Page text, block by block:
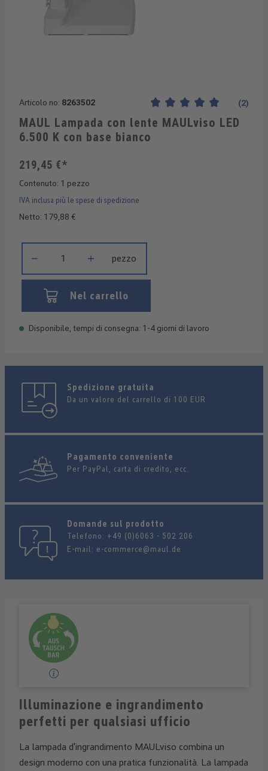
Articolo no: 8263502
Valutazione media di 5 su 5
(2)
MAUL Lampada con lente MAULviso LED
6.500 K con base bianco
219,45 €*
Contenuto: 1 pezzo
IVA inclusa più le spese di spedizione
Netto: 179,88 €
pezzo
Nel carrello
Disponibile, tempi di consegna: 1-4 giorni di lavoro
Spedizione gratuita
Da un valore del carrello di 100 EUR
Pagamento conveniente
Per PayPal, carta di credito, ecc.
Domande sul prodotto
Telefono: +49 (0)6063 - 502 206
E-mail: e-commerce@maul.de
Illuminazione e ingrandimento
perfetti per qualsiasi ufficio
La lampada d'ingrandimento MAULviso combina un
design moderno con una pratica funzionalità. La lampada